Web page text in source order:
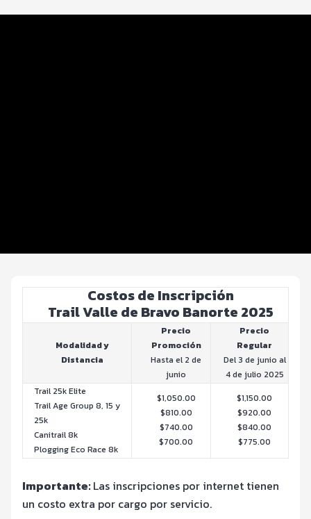
Costos de Inscripción
Trail Valle de Bravo Banorte 2025
Modalidad y
Distancia
Precio
Promoción
Hasta el 2 de
junio
Precio
Regular
Del 3 de junio al
4 de julio 2025
Trail 25k Elite
Trail Age Group 8, 15 y
25k
Canitrail 8k
Plogging Eco Race 8k
$1,050.00
$810.00
$740.00
$700.00
$1,150.00
$920.00
$840.00
$775.00
Importante:Las inscripciones por internet tienen
un costo extra por cargo por servicio.